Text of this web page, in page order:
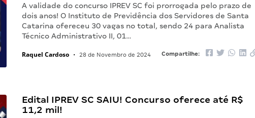
A validade do concurso IPREV SC foi prorrogada pelo prazo de
dois anos! O Instituto de Previdência dos Servidores de Santa
Catarina ofereceu 30 vagas no total, sendo 24 para Analista
Técnico Administrativo II, 01…
Raquel Cardoso • 28 de Novembro de 2024 Compartilhe:
Edital IPREV SC SAIU! Concurso oferece até R$
11,2 mil!